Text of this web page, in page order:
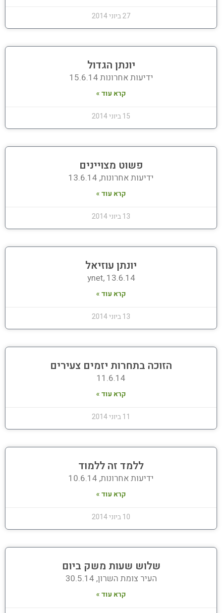
27 ביוני 2014
יונתן הגדול
ידיעות אחרונות 15.6.14
קרא עוד »
15 ביוני 2014
פשוט מצויינים
ידיעות אחרונות, 13.6.14
קרא עוד »
13 ביוני 2014
יונתן עוזיאל
ynet, 13.6.14
קרא עוד »
13 ביוני 2014
הזוכה בתחרות יזמים צעירים
11.6.14
קרא עוד »
11 ביוני 2014
ללמד זה ללמוד
ידיעות אחרונות, 10.6.14
קרא עוד »
10 ביוני 2014
שלוש שעות משק ביום
העיר צומת השרון, 30.5.14
קרא עוד »